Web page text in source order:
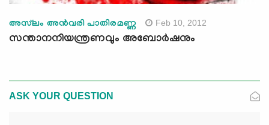
അസ്‌ലം അന്‍വരി പാതിരമണ്ണ Feb 10, 2012
സന്താനനിയന്ത്രണവും അബോര്‍ഷനും
ASK YOUR QUESTION